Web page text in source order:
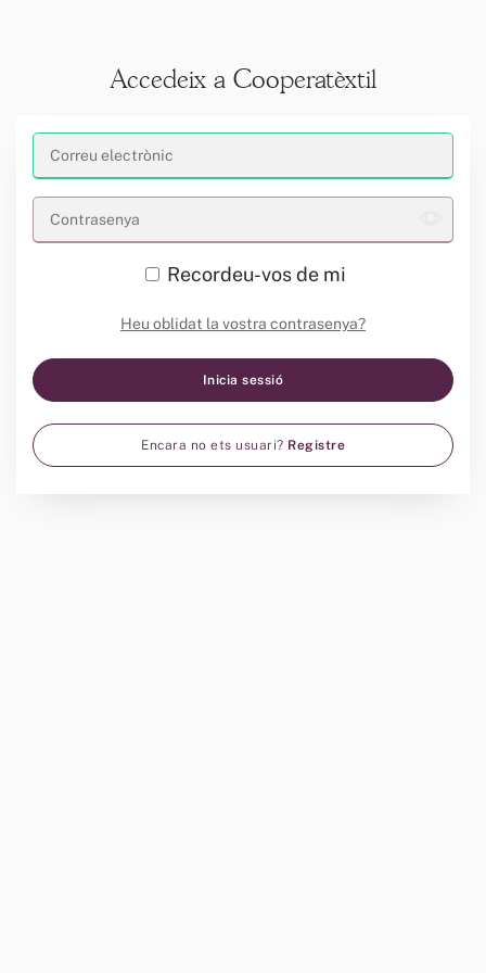
Accedeix a Cooperatèxtil
Recordeu-vos de mi
Heu oblidat la vostra contrasenya?
Encara no ets usuari? Registre